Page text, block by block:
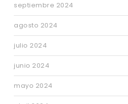
septiembre 2024
agosto 2024
julio 2024
junio 2024
mayo 2024